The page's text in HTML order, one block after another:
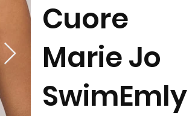
Cuore
Marie Jo
SwimEmly